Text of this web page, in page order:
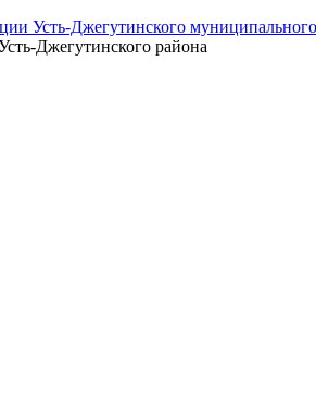
Усть-Джегутинского
Джегутинского района